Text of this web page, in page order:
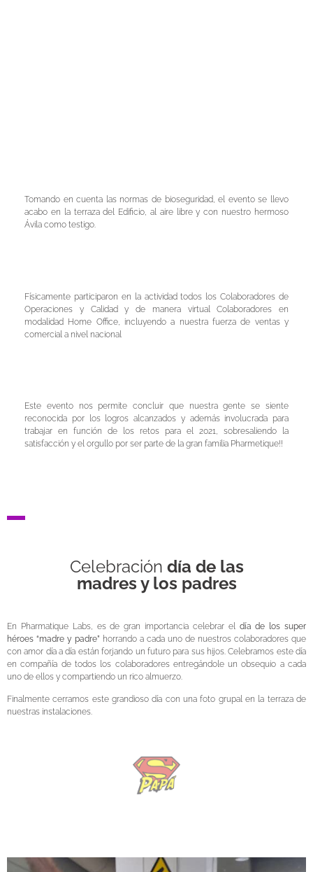
Tomando en cuenta las normas de bioseguridad, el evento se llevo
acabo en la terraza del Edificio, al aire libre y con nuestro hermoso
Ávila como testigo.
Físicamente participaron en la actividad todos los Colaboradores de
Operaciones y Calidad y de manera virtual Colaboradores en
modalidad Home Office, incluyendo a nuestra fuerza de ventas y
comercial a nivel nacional
Este evento nos permite concluir que nuestra gente se siente
reconocida por los logros alcanzados y además involucrada para
trabajar en función de los retos para el 2021, sobresaliendo la
satisfacción y el orgullo por ser parte de la gran familia Pharmetique!!
Celebración día de las
madres y los padres
En Pharmatique Labs, es de gran importancia celebrar el día de los super
héroes “madre y padre” horrando a cada uno de nuestros colaboradores que
con amor día a día están forjando un futuro para sus hijos. Celebramos este día
en compañía de todos los colaboradores entregándole un obsequio a cada
uno de ellos y compartiendo un rico almuerzo.
Finalmente cerramos este grandioso día con una foto grupal en la terraza de
nuestras instalaciones.